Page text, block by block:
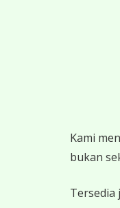
Kami
bukan
Tersedia